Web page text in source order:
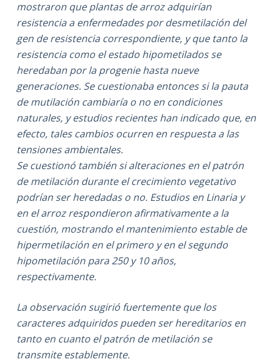
mostraron que plantas de arroz adquirían
resistencia a enfermedades por desmetilación del
gen de resistencia correspondiente, y que tanto la
resistencia como el estado hipometilados se
heredaban por la progenie hasta nueve
generaciones. Se cuestionaba entonces si la pauta
de mutilación cambiaría o no en condiciones
naturales, y estudios recientes han indicado que, en
efecto, tales cambios ocurren en respuesta a las
tensiones ambientales.
Se cuestionó también si alteraciones en el patrón
de metilación durante el crecimiento vegetativo
podrían ser heredadas o no. Estudios en Linaria y
en el arroz respondieron afirmativamente a la
cuestión, mostrando el mantenimiento estable de
hipermetilación en el primero y en el segundo
hipometilación para 250 y 10 años,
respectivamente.
La observación sugirió fuertemente que los
caracteres adquiridos pueden ser hereditarios en
tanto en cuanto el patrón de metilación se
transmite establemente.